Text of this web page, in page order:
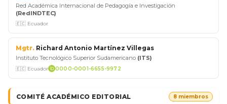
Red Académica Internacional de Pedagogía e Investigación
(RedINDTEC)
🇪🇨 Ecuador
Mgtr. Richard Antonio Martínez Villegas
Instituto Tecnológico Superior Sudamericano (ITS)
🇪🇨 Ecuador 0000-0001-6655-9972
COMITÉ ACADÉMICO EDITORIAL 8 miembros